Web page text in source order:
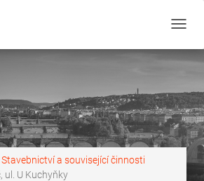
Stavebnictví a související činnosti
ul. U Kuchyňky